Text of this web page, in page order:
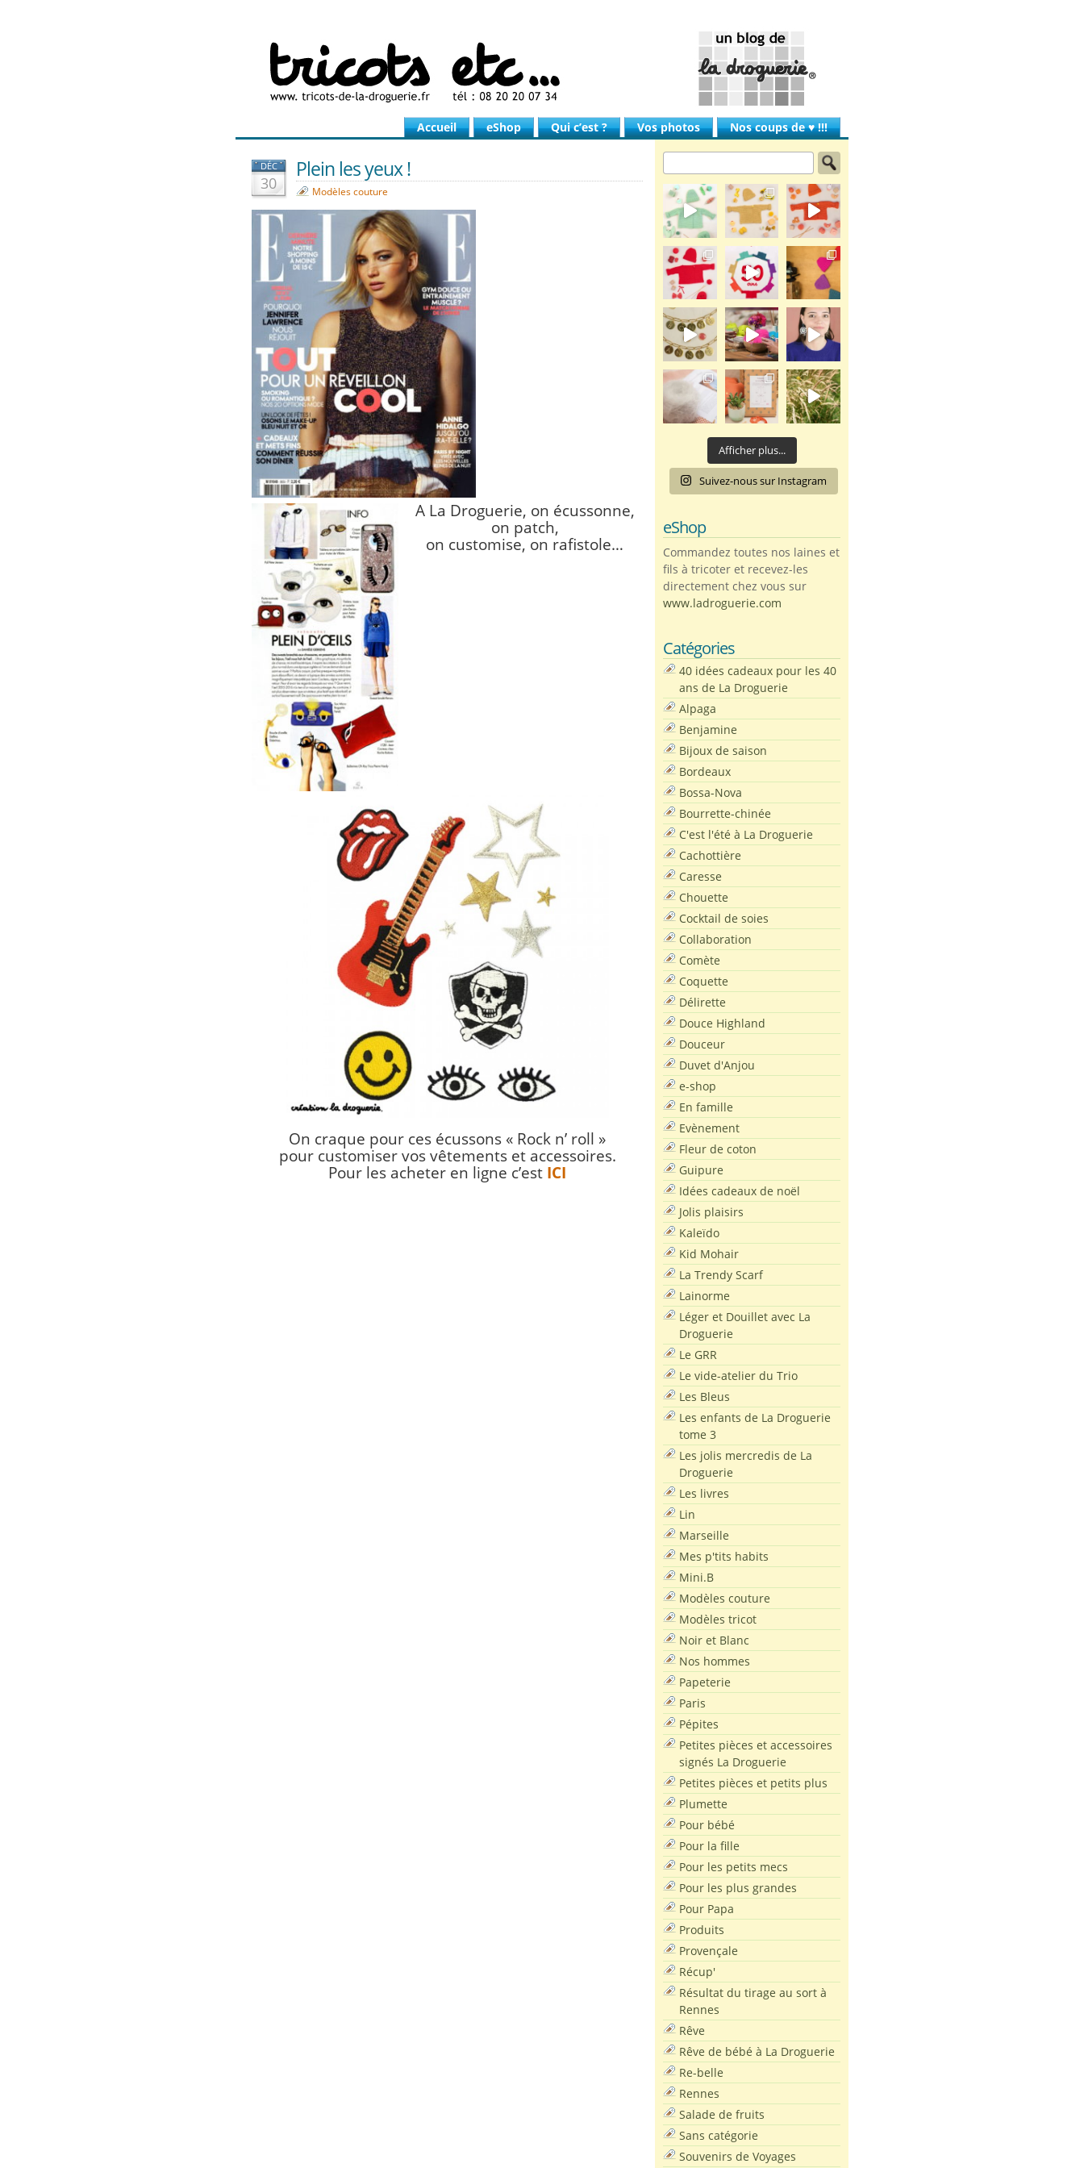
Accueil eShop Qui c’est ? Vos photos Nos coups de ♥ !!!
DÉC
30
Plein les yeux !
Modèles couture
A La Droguerie, on écussonne,
on patch,
on customise, on rafistole…
On craque pour ces écussons « Rock n’ roll »
pour customiser vos vêtements et accessoires.
Pour les acheter en ligne c’est ICI
Afficher plus...
Suivez-nous sur Instagram
eShop
Commandez toutes nos laines et
fils à tricoter et recevez-les
directement chez vous sur
www.ladroguerie.com
Catégories
40 idées cadeaux pour les 40
ans de La Droguerie
Alpaga
Benjamine
Bijoux de saison
Bordeaux
Bossa-Nova
Bourrette-chinée
C'est l'été à La Droguerie
Cachottière
Caresse
Chouette
Cocktail de soies
Collaboration
Comète
Coquette
Délirette
Douce Highland
Douceur
Duvet d'Anjou
e-shop
En famille
Evènement
Fleur de coton
Guipure
Idées cadeaux de noël
Jolis plaisirs
Kaleïdo
Kid Mohair
La Trendy Scarf
Lainorme
Léger et Douillet avec La
Droguerie
Le GRR
Le vide-atelier du Trio
Les Bleus
Les enfants de La Droguerie
tome 3
Les jolis mercredis de La
Droguerie
Les livres
Lin
Marseille
Mes p'tits habits
Mini.B
Modèles couture
Modèles tricot
Noir et Blanc
Nos hommes
Papeterie
Paris
Pépites
Petites pièces et accessoires
signés La Droguerie
Petites pièces et petits plus
Plumette
Pour bébé
Pour la fille
Pour les petits mecs
Pour les plus grandes
Pour Papa
Produits
Provençale
Récup'
Résultat du tirage au sort à
Rennes
Rêve
Rêve de bébé à La Droguerie
Re-belle
Rennes
Salade de fruits
Sans catégorie
Souvenirs de Voyages